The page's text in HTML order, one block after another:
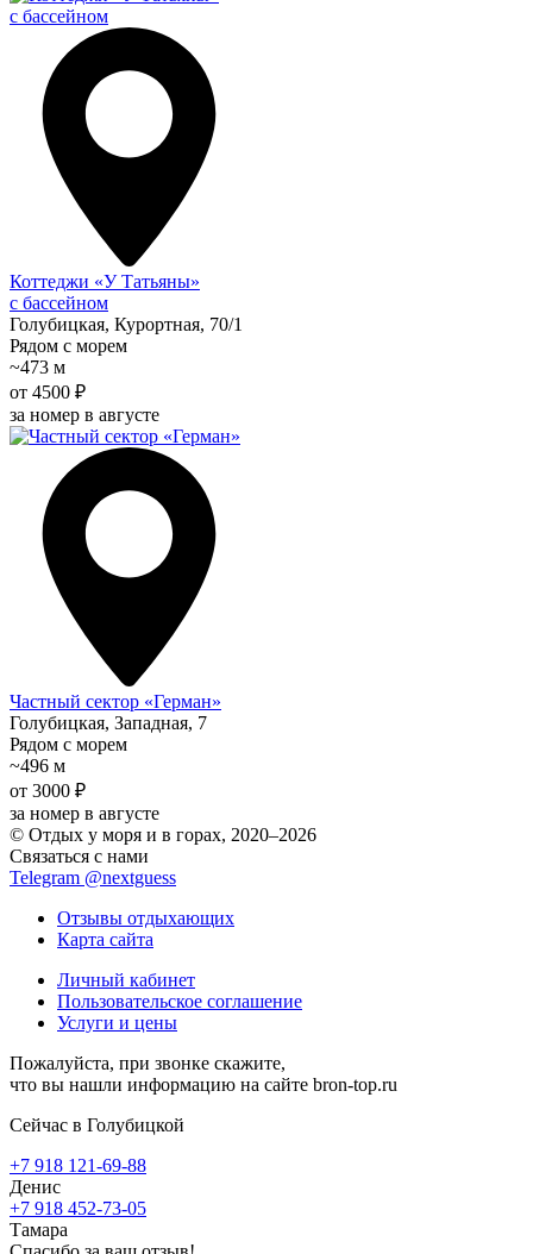
Коттеджи «У Татьяны»
с бассейном
Голубицкая, Курортная, 70/1
Рядом с морем
~473 м
от 4500 ₽
за номер в августе
Частный сектор «Герман»
Голубицкая, Западная, 7
Рядом с морем
~496 м
от 3000 ₽
за номер в августе
© Отдых у моря и в горах, 2020–2026
Связаться с нами
Telegram @nextguess
Отзывы отдыхающих
Карта сайта
Личный кабинет
Пользовательское соглашение
Услуги и цены
Пожалуйста, при звонке скажите,
что вы нашли информацию на сайте bron-top.ru
Сейчас в Голубицкой
+7 918 121-69-88
Денис
+7 918 452-73-05
Тамара